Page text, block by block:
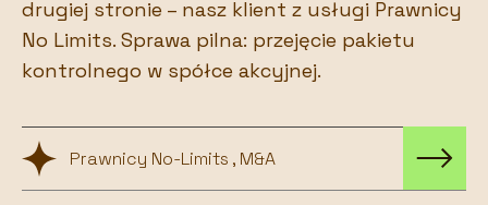
drugiej stronie – nasz klient z usługi Prawnicy
No Limits. Sprawa pilna: przejęcie pakietu
kontrolnego w spółce akcyjnej.
Prawnicy No-Limits , M&A